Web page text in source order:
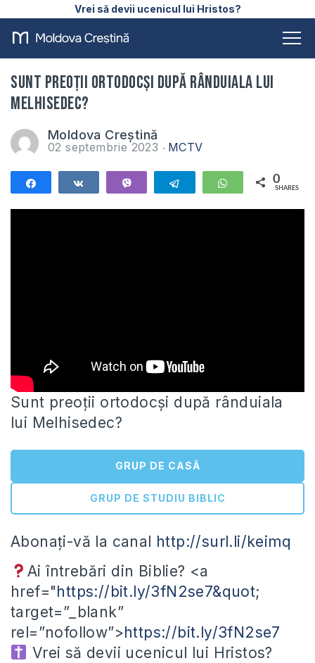
Vrei să devii ucenicul lui Hristos?
Sunt preoții ortodocși după rânduiala lui
Melhisedec?
Moldova Creștină
02 septembrie 2023 MCTV
Telegram WhatsApp
0
SHARES
Sunt preoții ortodocși după rânduiala
lui Melhisedec?
GRUP DE CASĂ
GRUP DE STUDIU BIBLIC
Abonați-vă la canal http://surl.li/keimq
Ai întrebări din Biblie? <a
href="https://bit.ly/3fN2se7&quot;
target=”_blank”
rel=”nofollow”>https://bit.ly/3fN2se7
Vrei să devii ucenicul lui Hristos?